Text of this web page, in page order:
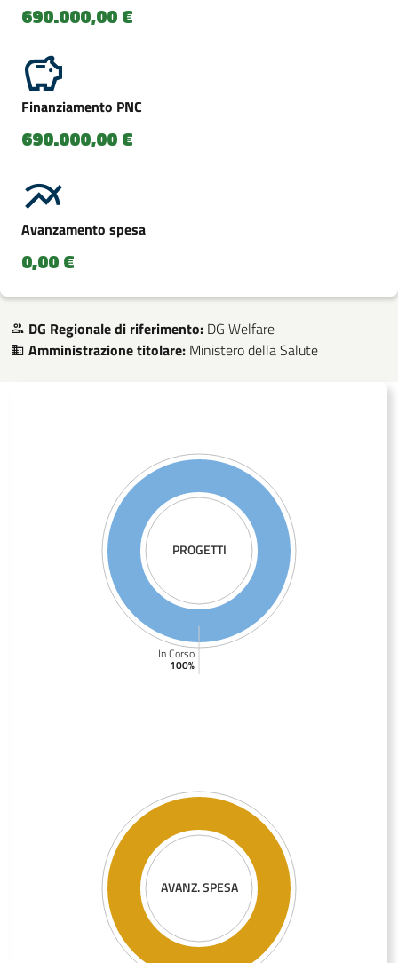
690.000,00 €
Finanziamento PNC
690.000,00 €
Avanzamento spesa
0,00 €
DG Regionale di riferimento: DG Welfare
Amministrazione titolare: Ministero della Salute
PROGETTI
In Corso
100%
AVANZ. SPESA